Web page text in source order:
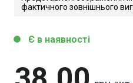
фактичного зовнішнього
circle Є в наявності